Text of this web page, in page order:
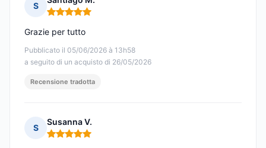
S
Nota: 5 su 5
Pubblicato il 05/06/2026 à 13h58
a seguito di un acquisto di 26/05/2026
Grazie per tutto
Recensione tradotta
S
Susanna V.
Nota: 5 su 5